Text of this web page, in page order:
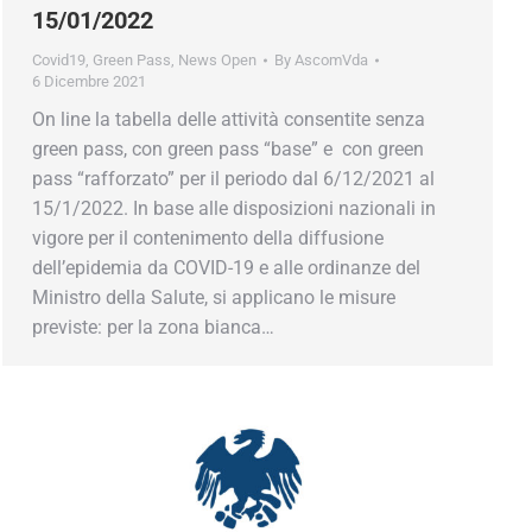
15/01/2022
Covid19 ,Green Pass,News Open ByAscomVda
6 Dicembre 2021
On line la tabella delle attività consentite senza
green pass, con green pass “base” e con green
pass “rafforzato” per il periodo dal 6/12/2021 al
15/1/2022. In base alle disposizioni nazionali in
vigore per il contenimento della diffusione
dell’epidemia da COVID-19 e alle ordinanze del
Ministro della Salute, si applicano le misure
previste: per la zona bianca…
prepara per te.